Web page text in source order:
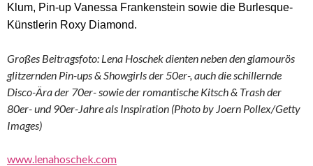
Klum, Pin-up Vanessa Frankenstein sowie die Burlesque-
Künstlerin Roxy Diamond.
Großes Beitragsfoto: Lena Hoschek dienten neben den glamourös
glitzernden Pin-ups & Showgirls der 50er-, auch die schillernde
Disco-Ära der 70er- sowie der romantische Kitsch & Trash der
80er- und 90er-Jahre als Inspiration (Photo by Joern Pollex/Getty
Images)
www.lenahoschek.com